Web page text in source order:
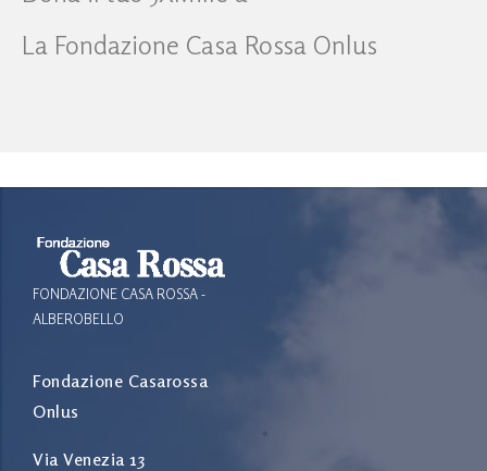
La Fondazione Casa Rossa Onlus
FONDAZIONE CASA ROSSA -
ALBEROBELLO
Fondazione Casarossa
Onlus
Via Venezia 13